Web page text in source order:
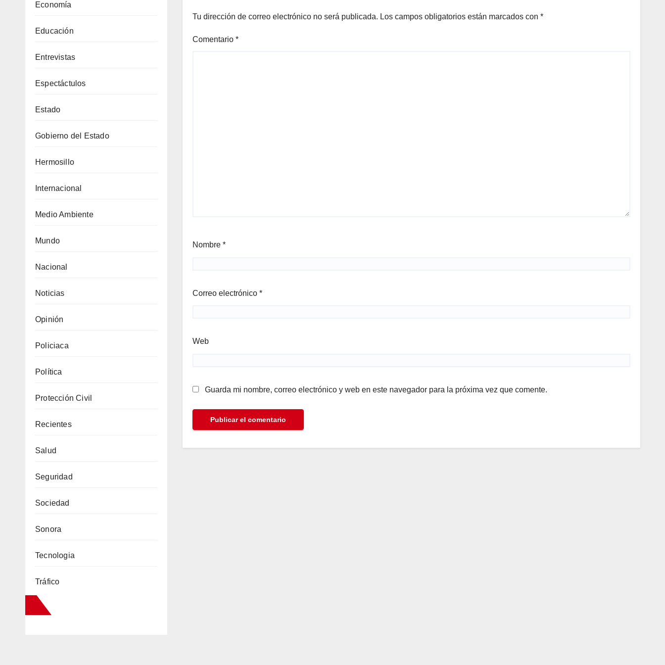
Economía
Educación
Entrevistas
Espectáctulos
Estado
Gobierno del Estado
Hermosillo
Internacional
Medio Ambiente
Mundo
Nacional
Noticias
Opinión
Policiaca
Política
Protección Civil
Recientes
Salud
Seguridad
Sociedad
Sonora
Tecnologia
Tráfico
Tu dirección de correo electrónico no será publicada. Los campos obligatorios están marcados con *
Comentario *
Nombre *
Correo electrónico *
Web
Guarda mi nombre, correo electrónico y web en este navegador para la próxima vez que comente.